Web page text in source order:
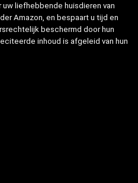
liefhebbende huisdieren van
Amazon, en bespaart u tijd en
beschermd door hun
inhoud is afgeleid van hun